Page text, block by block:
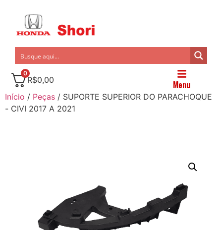
0
R$0,00 Menu
Início / Peças / SUPORTE SUPERIOR DO PARACHOQUE
- CIVI 2017 A 2021